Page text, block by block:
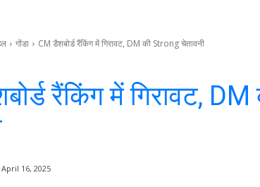
गोंडा CM डैशबोर्ड रैंकिंग में गिरावट, DM की Strong चेतावनी
रैंकिंग में गिरावट,
April 16, 2025